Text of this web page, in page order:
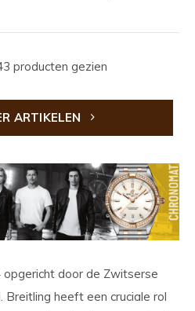
producten gezien
ARTIKELEN
door de Zwitserse
Breitling heeft een cruciale rol